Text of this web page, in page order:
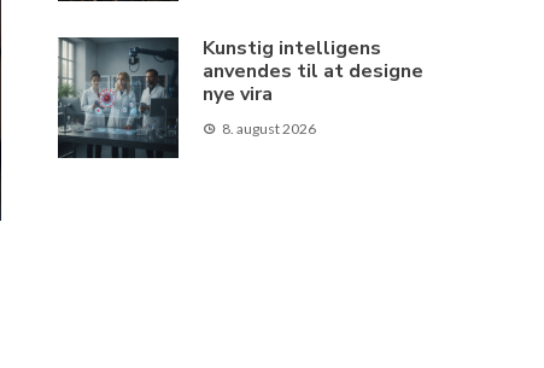
Kunstig intelligens
anvendes til at designe
nye vira
8. august 2026